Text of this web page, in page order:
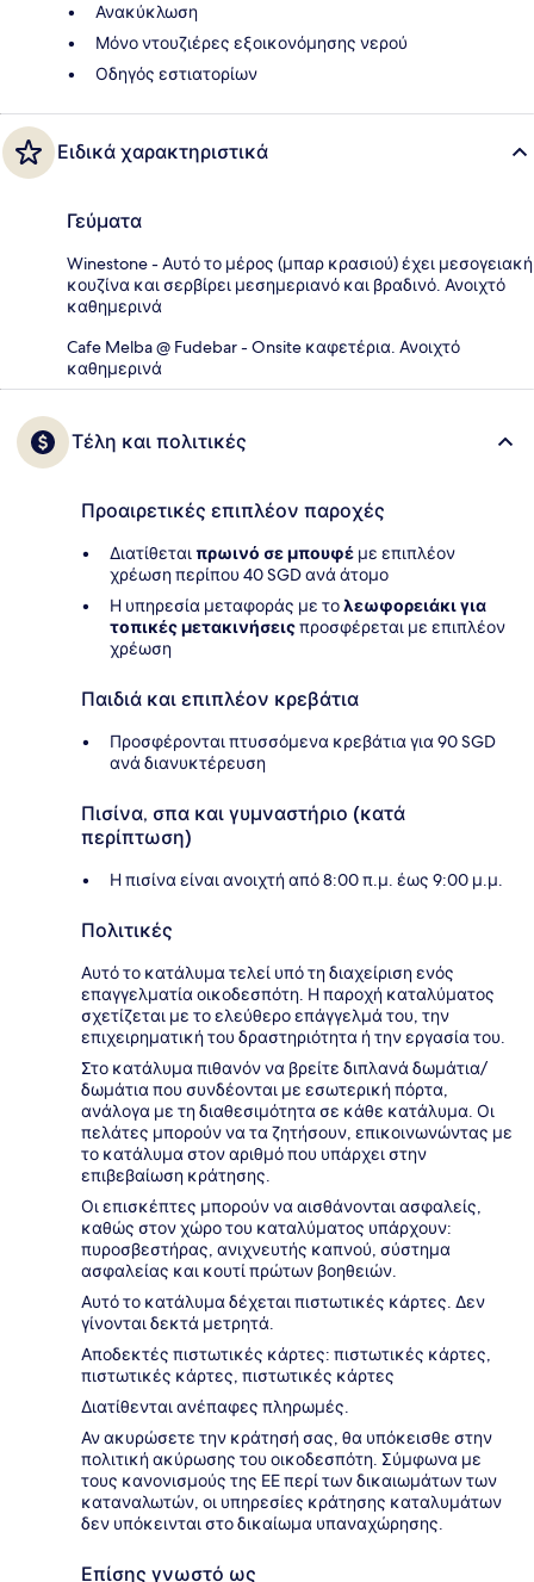
Ανακύκλωση
Μόνο ντουζιέρες εξοικονόμησης νερού
Οδηγός εστιατορίων
Ειδικά χαρακτηριστικά
Γεύματα
Winestone - Αυτό το μέρος (μπαρ κρασιού) έχει μεσογειακή
κουζίνα και σερβίρει μεσημεριανό και βραδινό. Ανοιχτό
καθημερινά
Cafe Melba @ Fudebar - Onsite καφετέρια. Ανοιχτό
καθημερινά
Τέλη και πολιτικές
Προαιρετικές επιπλέον παροχές
Διατίθεταιπρωινό σε μπουφέ με επιπλέον
χρέωση περίπου 40 SGD ανά άτομο
Η υπηρεσία μεταφοράς με τολεωφορειάκι για
τοπικές μετακινήσειςπροσφέρεται με επιπλέον
χρέωση
Παιδιά και επιπλέον κρεβάτια
Προσφέρονται πτυσσόμενα κρεβάτια για 90 SGD
ανά διανυκτέρευση
Πισίνα, σπα και γυμναστήριο (κατά
περίπτωση)
Η πισίνα είναι ανοιχτή από 8:00 π.μ. έως 9:00 μ.μ.
Πολιτικές
Αυτό το κατάλυμα τελεί υπό τη διαχείριση ενός
επαγγελματία οικοδεσπότη. Η παροχή καταλύματος
σχετίζεται με το ελεύθερο επάγγελμά του, την
επιχειρηματική του δραστηριότητα ή την εργασία του.
Στο κατάλυμα πιθανόν να βρείτε διπλανά δωμάτια/
δωμάτια που συνδέονται με εσωτερική πόρτα,
ανάλογα με τη διαθεσιμότητα σε κάθε κατάλυμα. Οι
πελάτες μπορούν να τα ζητήσουν, επικοινωνώντας με
το κατάλυμα στον αριθμό που υπάρχει στην
επιβεβαίωση κράτησης.
Οι επισκέπτες μπορούν να αισθάνονται ασφαλείς,
καθώς στον χώρο του καταλύματος υπάρχουν:
πυροσβεστήρας, ανιχνευτής καπνού, σύστημα
ασφαλείας και κουτί πρώτων βοηθειών.
Αυτό το κατάλυμα δέχεται πιστωτικές κάρτες. Δεν
γίνονται δεκτά μετρητά.
Αποδεκτές πιστωτικές κάρτες: πιστωτικές κάρτες,
πιστωτικές κάρτες, πιστωτικές κάρτες
Διατίθενται ανέπαφες πληρωμές.
Αν ακυρώσετε την κράτησή σας, θα υπόκεισθε στην
πολιτική ακύρωσης του οικοδεσπότη. Σύμφωνα με
τους κανονισμούς της ΕΕ περί των δικαιωμάτων των
καταναλωτών, οι υπηρεσίες κράτησης καταλυμάτων
δεν υπόκεινται στο δικαίωμα υπαναχώρησης.
Επίσης γνωστό ως